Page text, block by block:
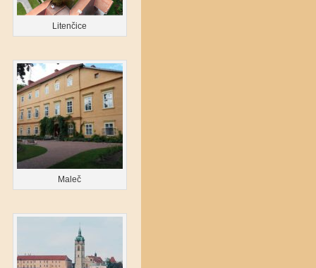
Litenčice
Maleč